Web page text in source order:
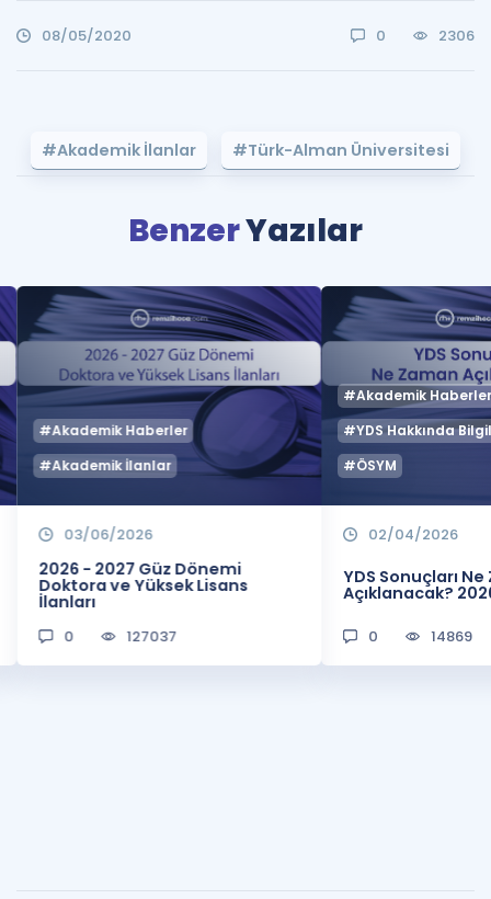
08/05/2020 0 2306
#Akademik İlanlar #Türk-Alman Üniversitesi
BenzerYazılar
#Akademik Haberler
#Akademik İlanlar
03/06/2026
2026 - 2027 Güz Dönemi
Doktora ve Yüksek Lisans
İlanları
0 127037
#Akademik
#YDS Hakkında
#ÖSYM
02/04/2026
YDS Sonuçları
Açıklanacak?
0 14869